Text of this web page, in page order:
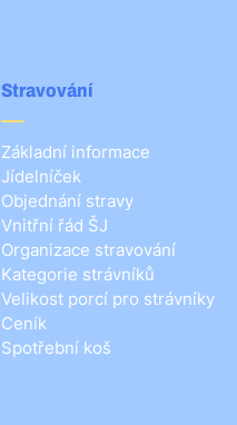
Stravování
Základní informace
Jídelníček
Objednání stravy
Vnitřní řád ŠJ
Organizace stravování
Kategorie strávníků
Velikost porcí pro strávníky
Ceník
Spotřební koš